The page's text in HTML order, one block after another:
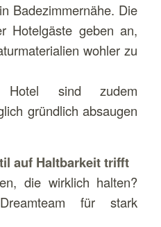
Badezimmernähe. Die
Hotelgäste geben an,
wohler zu
Hotel sind zudem
gründlich absaugen
auf Haltbarkeit trifft
die wirklich halten?
für stark